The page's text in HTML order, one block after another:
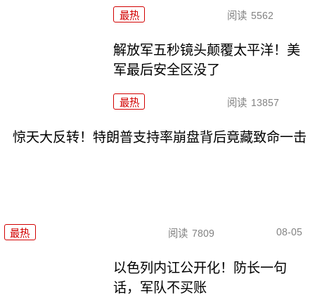
最热 阅读 5562
解放军五秒镜头颠覆太平洋！美
军最后安全区没了
最热 阅读 13857
惊天大反转！特朗普支持率崩盘背后竟藏致命一击
最热 阅读 7809 08-05
以色列内讧公开化！防长一句
话，军队不买账